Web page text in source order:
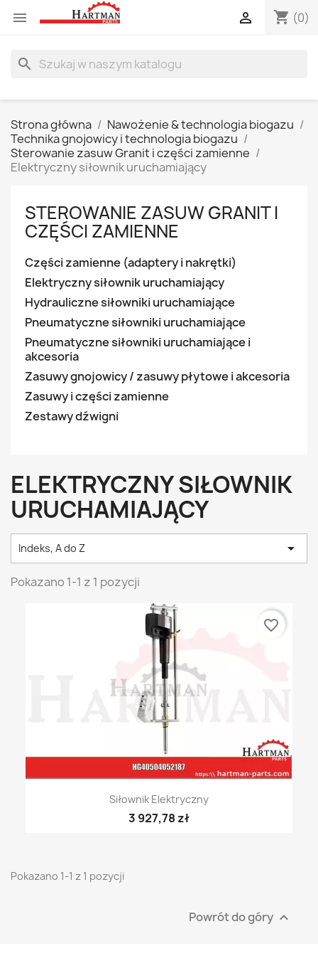
 shopping_cart (0)

search
Strona główna
Nawożenie & technologia biogazu
Technika gnojowicy i technologia biogazu
Sterowanie zasuw Granit i części zamienne
Elektryczny siłownik uruchamiający
STEROWANIE ZASUW GRANIT I
CZĘŚCI ZAMIENNE
Części zamienne (adaptery i nakrętki)
Elektryczny siłownik uruchamiający
Hydrauliczne siłowniki uruchamiające
Pneumatyczne siłowniki uruchamiające
Pneumatyczne siłowniki uruchamiające i
akcesoria
Zasuwy gnojowicy / zasuwy płytowe i akcesoria
Zasuwy i części zamienne
Zestawy dźwigni
ELEKTRYCZNY SIŁOWNIK
URUCHAMIAJĄCY
Indeks, A do Z 
Pokazano 1-1 z 1 pozycji
Siłownik Elektryczny
3 927,78 zł
favorite_border
Pokazano 1-1 z 1 pozycji
Powrót do góry 